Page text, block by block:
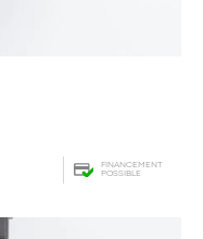
FINANCEMENT
POSSIBLE